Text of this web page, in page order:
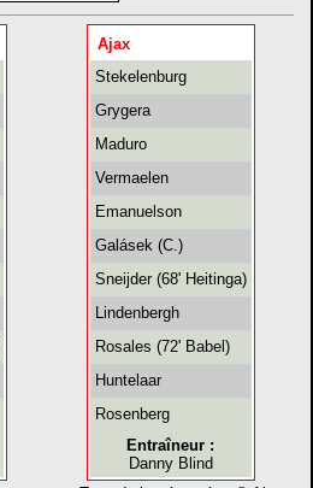
Ajax
Stekelenburg
Grygera
Maduro
Vermaelen
Emanuelson
Galásek (C.)
Sneijder (68' Heitinga)
Lindenbergh
Rosales (72' Babel)
Huntelaar
Rosenberg
Entraîneur :
Danny Blind